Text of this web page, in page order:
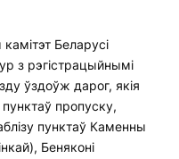
Беларусі
з рэгістрацыйнымі
ўздоўж дарог, якія
пропуску,
пунктаў Каменны
Беняконі